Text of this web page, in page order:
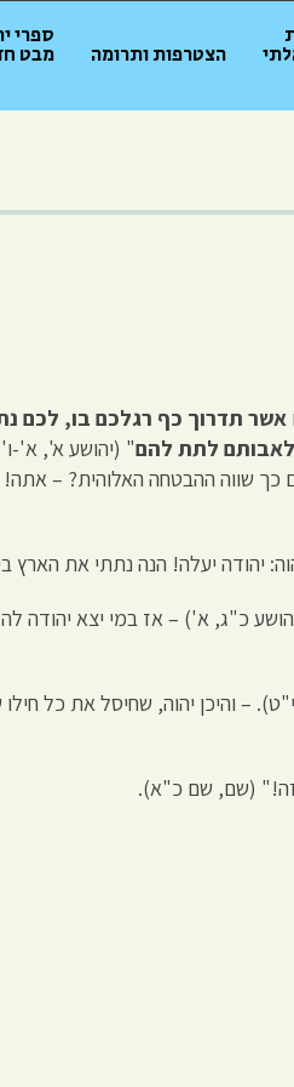
הצטרפות ותרומה
ספרי
מבט
אשר תדרוך כף רגלכם בו, לכם
לתת להם" (יהושע א', א'-
כך שווה ההבטחה האלוהית? –
יהודה יעלה! הנה נתתי את
כ"ג, א') – אז במי יצא יהודה
– והיכן יהוה, שחיסל את כל
(שם, שם כ"א).